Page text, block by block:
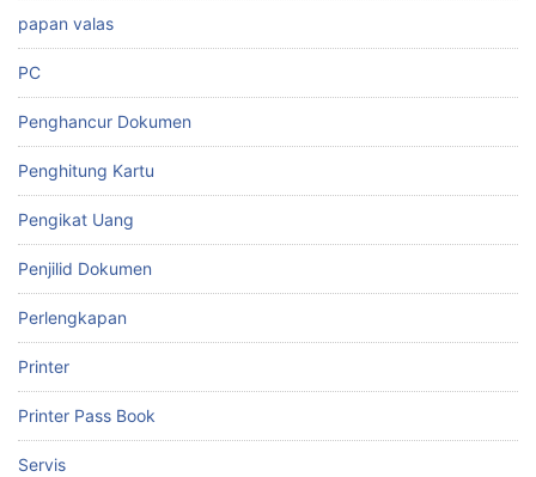
papan valas
PC
Penghancur Dokumen
Penghitung Kartu
Pengikat Uang
Penjilid Dokumen
Perlengkapan
Printer
Printer Pass Book
Servis